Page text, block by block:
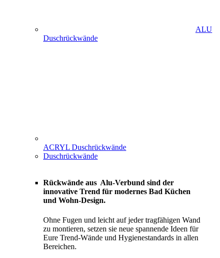
ALU
Duschrückwände
ACRYL Duschrückwände
Duschrückwände
Rückwände aus Alu-Verbund sind der
innovative Trend für modernes Bad Küchen
und Wohn-Design.
Ohne Fugen und leicht auf jeder tragfähigen Wand
zu montieren, setzen sie neue spannende Ideen für
Eure Trend-Wände und Hygienestandards in allen
Bereichen.